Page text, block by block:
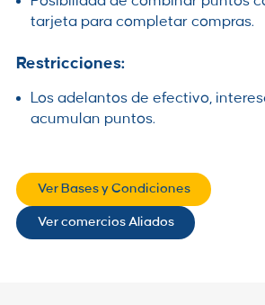
tarjeta para completar compras.
Restricciones:
Los adelantos de efectivo,
acumulan puntos.
Ver Bases y Condiciones
Ver comercios Aliados